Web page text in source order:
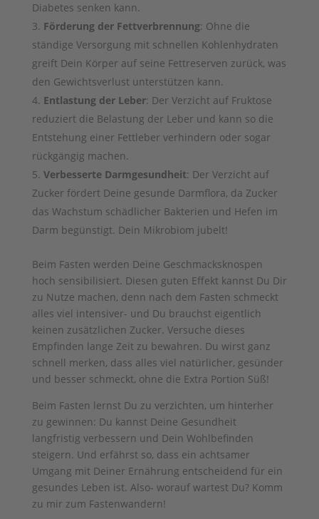
Diabetes senken kann.
Förderung der Fettverbrennung: Ohne die
ständige Versorgung mit schnellen Kohlenhydraten
greift Dein Körper auf seine Fettreserven zurück, was
den Gewichtsverlust unterstützen kann.
Entlastung der Leber: Der Verzicht auf Fruktose
reduziert die Belastung der Leber und kann so die
Entstehung einer Fettleber verhindern oder sogar
rückgängig machen.
Verbesserte Darmgesundheit: Der Verzicht auf
Zucker fördert Deine gesunde Darmflora, da Zucker
das Wachstum schädlicher Bakterien und Hefen im
Darm begünstigt. Dein Mikrobiom jubelt!
Beim Fasten werden Deine Geschmacksknospen
hoch sensibilisiert. Diesen guten Effekt kannst Du Dir
zu Nutze machen, denn nach dem Fasten schmeckt
alles viel intensiver- und Du brauchst eigentlich
keinen zusätzlichen Zucker. Versuche dieses
Empfinden lange Zeit zu bewahren. Du wirst ganz
schnell merken, dass alles viel natürlicher, gesünder
und besser schmeckt, ohne die Extra Portion Süß!
Beim Fasten lernst Du zu verzichten, um hinterher
zu gewinnen: Du kannst Deine Gesundheit
langfristig verbessern und Dein Wohlbefinden
steigern. Und erfährst so, dass ein achtsamer
Umgang mit Deiner Ernährung entscheidend für ein
gesundes Leben ist. Also- worauf wartest Du? Komm
zu mir zum Fastenwandern!